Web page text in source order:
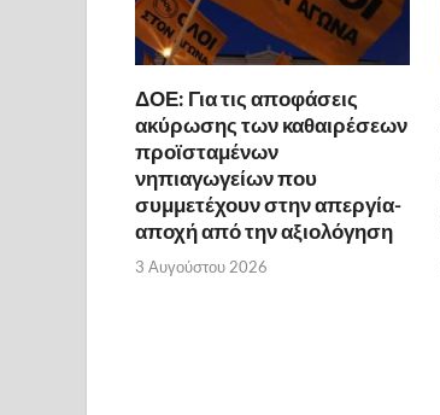
ΔΟΕ: Για τις αποφάσεις
ακύρωσης των καθαιρέσεων
προϊσταμένων
νηπιαγωγείων που
συμμετέχουν στην απεργία-
αποχή από την αξιολόγηση
3 Αυγούστου 2026